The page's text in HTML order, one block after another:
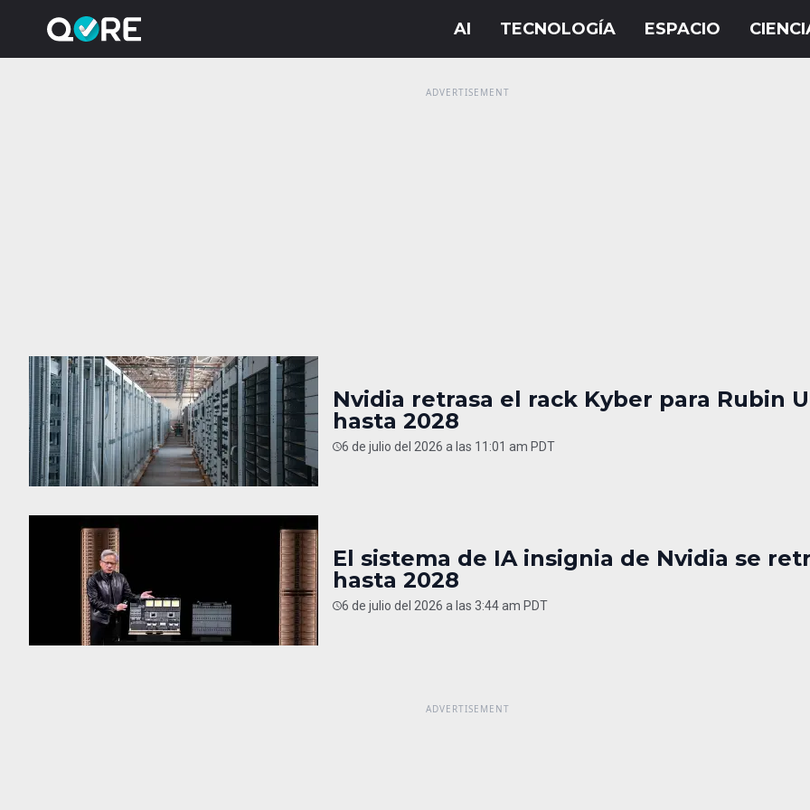
Nvidia retrasa el rack Kyber para Rubin
hasta 2028
6 de julio del 2026 a las 11:01 am PDT
El sistema de IA insignia de Nvidia se
hasta 2028
6 de julio del 2026 a las 3:44 am PDT